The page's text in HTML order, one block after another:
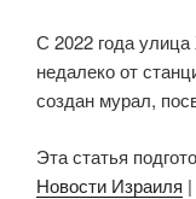
С 2022 года
недалеко от
создан мурал,
Эта статья
Новости Израиля